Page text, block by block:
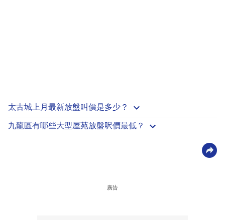
太古城上月最新放盤叫價是多少？
九龍區有哪些大型屋苑放盤呎價最低？
廣告